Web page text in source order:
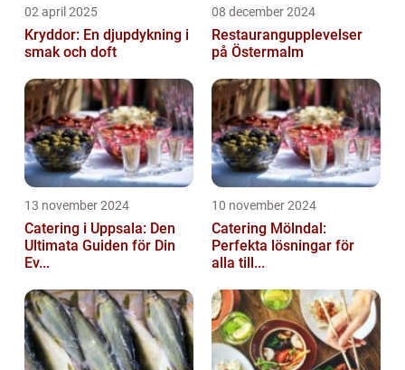
02 april 2025
Kryddor: En djupdykning i
smak och doft
08 december 2024
Restaurangupplevelser
på Östermalm
13 november 2024
Catering i Uppsala: Den
Ultimata Guiden för Din
Ev...
10 november 2024
Catering Mölndal:
Perfekta lösningar för
alla till...